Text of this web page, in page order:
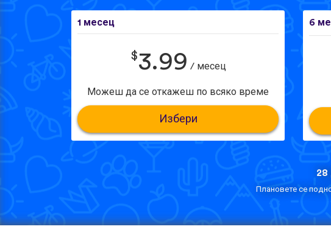
1 месец
$3.99 / месец
Можеш да се откажеш по всяко време
Избери
6
28
Плановете се